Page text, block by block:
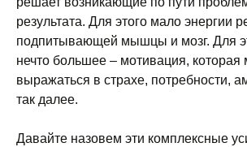
результата. Для этого мало энергии
подпитывающей мышцы и мозг. Для
нечто большее – мотивация, которая
выражаться в страхе, потребности,
так далее.
Давайте назовем эти комплексные